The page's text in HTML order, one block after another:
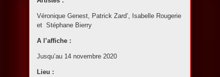
Véronique Genest, Patrick Zard’, Isabelle Rougerie
et Stéphane Bierry
A l’affiche :
Jusqu’au 14 novembre 2020
Lieu :